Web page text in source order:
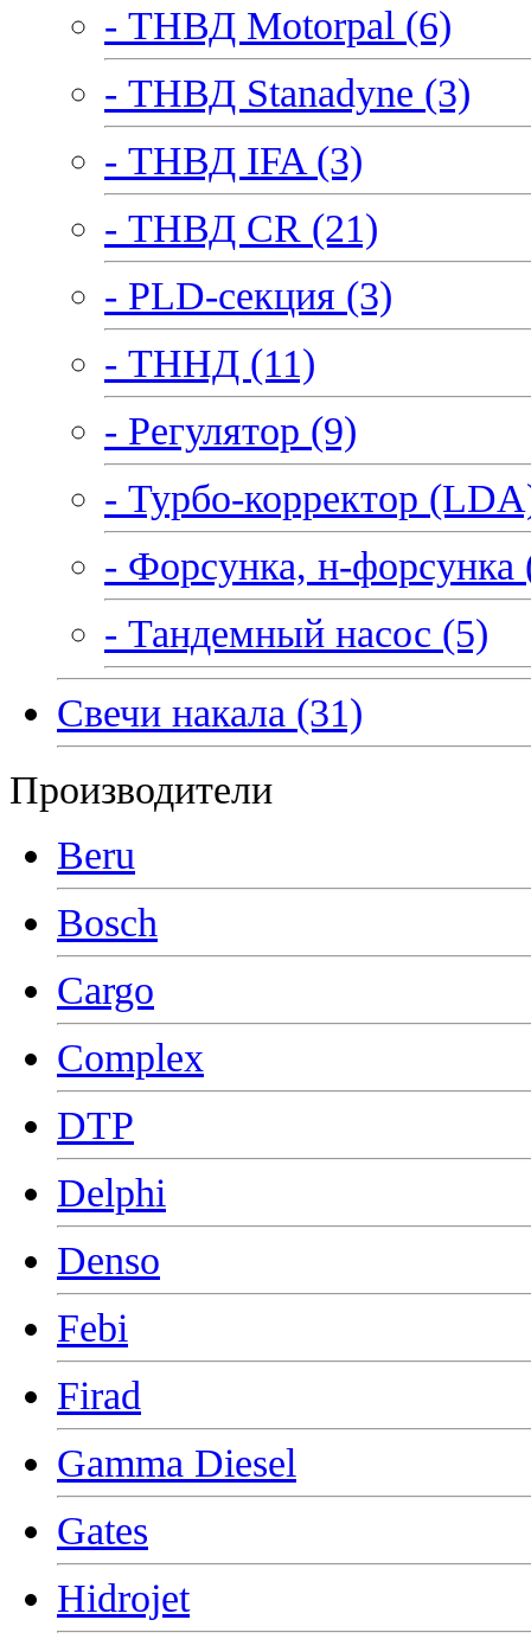
- ТНВД Motorpal (6)
- ТНВД Stanadyne (3)
- ТНВД IFA (3)
- ТНВД CR (21)
- PLD-секция (3)
- ТННД (11)
- Регулятор (9)
- Турбо-корректор
- Форсунка, н-форсунка
- Тандемный насос (5)
Свечи накала (31)
Производители
Beru
Bosch
Cargo
Complex
DTP
Delphi
Denso
Febi
Firad
Gamma Diesel
Gates
Hidrojet